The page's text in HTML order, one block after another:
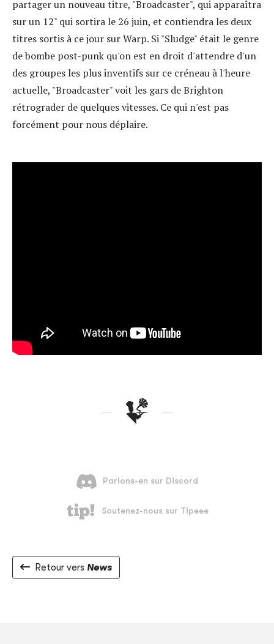
partager un nouveau titre, "Broadcaster", qui apparaîtra
sur un 12" qui sortira le 26 juin, et contiendra les deux
titres sortis à ce jour sur Warp. Si "Sludge" était le genre
de bombe post-punk qu'on est en droit d'attendre d'un
des groupes les plus inventifs sur ce créneau à l'heure
actuelle, "Broadcaster" voit les gars de Brighton
rétrograder de quelques vitesses. Ce qui n'est pas
forcément pour nous déplaire.
Retour vers News